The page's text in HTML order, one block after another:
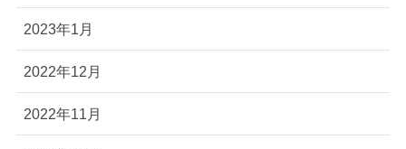
2023年1月
2022年12月
2022年11月